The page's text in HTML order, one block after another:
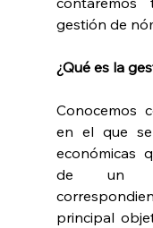
gestión de
¿Qué es la
Conocemos
en el que
económicas
de un
principal